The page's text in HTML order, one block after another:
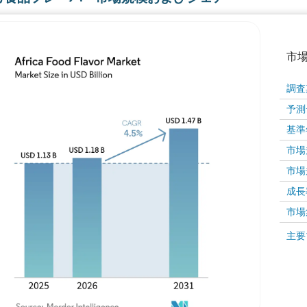
市
調
予
基
市
市
成
市
主
画像
画像 © Mordor Intelligence。再利用にはCC BY 4.0の